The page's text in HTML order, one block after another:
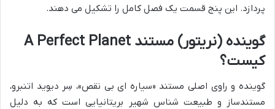
پردازد. این پنج قسمت یک فصل کامل را تشکیل می دهند.
گوینده (نریتور) مستند A Perfect Planet
کیست؟
گوینده و راوی اصلی مستند «سیاره ای بی نقص»، سِر دیوید اتنبرو،
مستندساز و طبیعت شناس شهیر بریتانیایی است که به دلیل